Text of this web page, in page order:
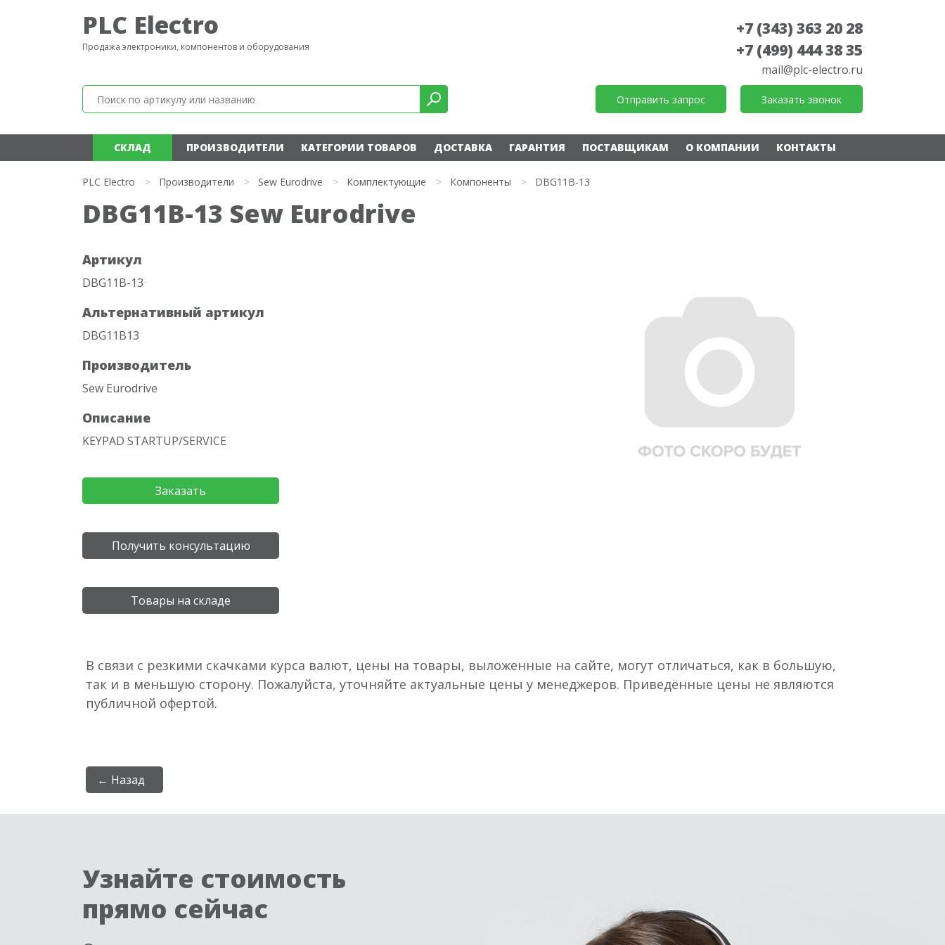
PLC Electro
Продажа электроники, компонентов и оборудования
+7 (343) 363 20 28
+7 (499) 444 38 35
mail@plc-electro.ru
Отправить запрос Заказать звонок
СКЛАД ПРОИЗВОДИТЕЛИ КАТЕГОРИИ ТОВАРОВ ДОСТАВКА ГАРАНТИЯ ПОСТАВЩИКАМ О КОМПАНИИ КОНТАКТЫ
PLC Electro > Производители > Sew Eurodrive > Комплектующие > Компоненты > DBG11B-13
DBG11B-13 Sew Eurodrive
Артикул
DBG11B-13
Альтернативный артикул
DBG11B13
Производитель
Sew Eurodrive
Описание
KEYPAD STARTUP/SERVICE
Заказать
Получить консультацию
Товары на складе
В связи с резкими скачками курса валют, цены на товары, выложенные на сайте, могут отличаться, как в большую,
так и в меньшую сторону. Пожалуйста, уточняйте актуальные цены у менеджеров. Приведённые цены не являются
публичной офертой.
← Назад
Узнайте стоимость
прямо сейчас